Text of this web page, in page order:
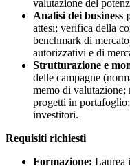
valutazione del
Analisi dei business
attesi; verifica della
benchmark di
autorizzativi e di
Strutturazione e
delle campagne
memo di valutazione;
progetti in
investitori.
Requisiti richiesti
Formazione: Laurea